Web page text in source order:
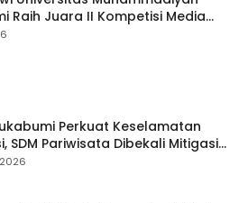
Raih Juara II Kompetisi Media
Digital Tingkat Internasional
Perkuat Keselamatan
SDM Pariwisata Dibekali Mitigasi
Evakuasi